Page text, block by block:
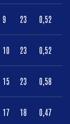
9 23 0,52
10 23 0,52
15 23 0,58
17 18 0,47